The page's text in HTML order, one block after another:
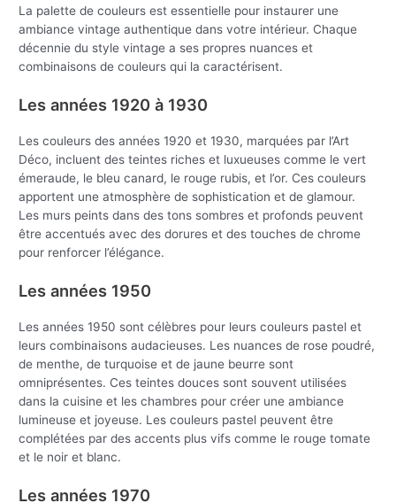
La palette de couleurs est essentielle pour instaurer une
ambiance vintage authentique dans votre intérieur. Chaque
décennie du style vintage a ses propres nuances et
combinaisons de couleurs qui la caractérisent.
Les années 1920 à 1930
Les couleurs des années 1920 et 1930, marquées par l’Art
Déco, incluent des teintes riches et luxueuses comme le vert
émeraude, le bleu canard, le rouge rubis, et l’or. Ces couleurs
apportent une atmosphère de sophistication et de glamour.
Les murs peints dans des tons sombres et profonds peuvent
être accentués avec des dorures et des touches de chrome
pour renforcer l’élégance.
Les années 1950
Les années 1950 sont célèbres pour leurs couleurs pastel et
leurs combinaisons audacieuses. Les nuances de rose poudré,
de menthe, de turquoise et de jaune beurre sont
omniprésentes. Ces teintes douces sont souvent utilisées
dans la cuisine et les chambres pour créer une ambiance
lumineuse et joyeuse. Les couleurs pastel peuvent être
complétées par des accents plus vifs comme le rouge tomate
et le noir et blanc.
Les années 1970